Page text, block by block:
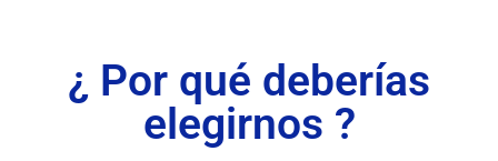
¿ Por qué deberías
elegirnos ?